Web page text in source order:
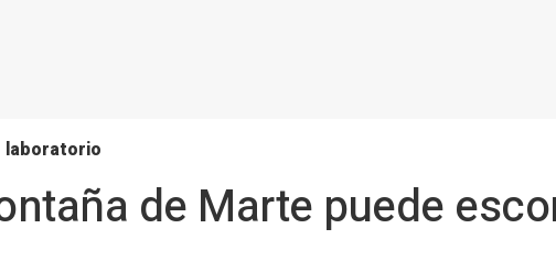
laboratorio
de Marte puede